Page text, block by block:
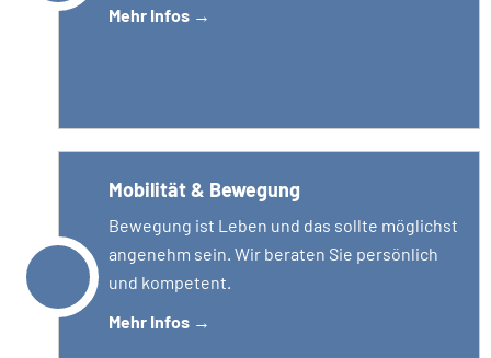
Mehr Infos→
Mobilität & Bewegung
Bewegung ist Leben und das sollte möglichst
angenehm sein. Wir beraten Sie persönlich
und kompetent.
Mehr Infos→